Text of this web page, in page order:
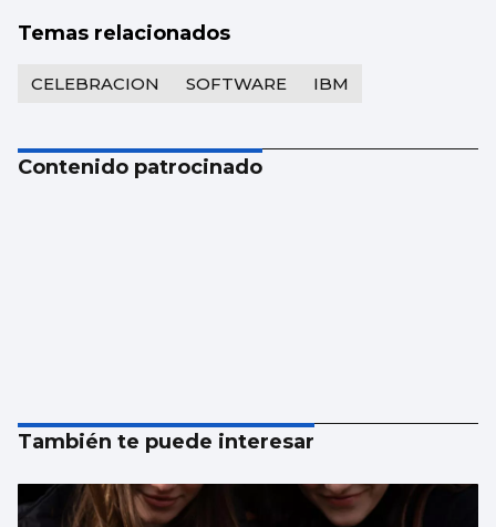
Temas relacionados
CELEBRACION SOFTWARE IBM
Contenido patrocinado
También te puede interesar